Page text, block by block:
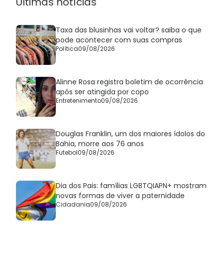
Taxa das blusinhas vai voltar? saiba o que
pode acontecer com suas compras
Política09/08/2026
Alinne Rosa registra boletim de ocorrência
após ser atingida por copo
Entretenimento09/08/2026
Douglas Franklin, um dos maiores ídolos do
Bahia, morre aos 76 anos
Futebol09/08/2026
Dia dos Pais: famílias LGBTQIAPN+ mostram
novas formas de viver a paternidade
Cidadania09/08/2026